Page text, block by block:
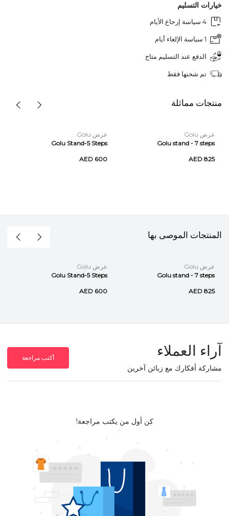
خيارات التسليم
4 سياسة إرجاع الأيام
1 سياسة الإلغاء أيام
الدفع عند التسليم متاح
تم شحنها فقط
منتجات مماثلة
عرض Golu
Golu stand - 7 steps
AED 825
عرض Golu
Golu Stand-5 Steps
AED 600
المنتجات الموصى بها
عرض Golu
Golu stand - 7 steps
AED 825
عرض Golu
Golu Stand-5 Steps
AED 600
آراء العملاء
مشاركة أفكارك مع زبائن آخرين
أكتب مراجعة
كن أول من يكتب مراجعة!